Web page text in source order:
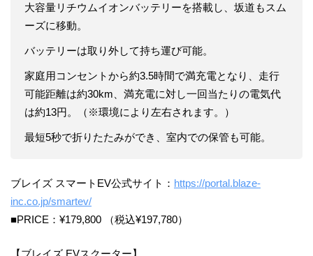
大容量リチウムイオンバッテリーを搭載し、坂道もスム
ーズに移動。
バッテリーは取り外して持ち運び可能。
家庭用コンセントから約3.5時間で満充電となり、走行
可能距離は約30km、満充電に対し一回当たりの電気代
は約13円。（※環境により左右されます。）
最短5秒で折りたたみができ、室内での保管も可能。
​ブレイズ スマートEV公式サイト： https://portal.blaze-
inc.co.jp/smartev/
■PRICE：¥179,800 （税込¥197,780）
【ブレイズ EVスクーター】